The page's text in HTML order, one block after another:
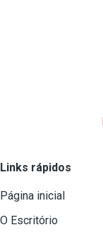
Links rápidos
Página inicial
O Escritório